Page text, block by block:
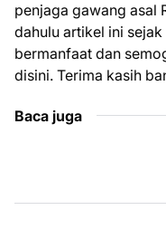
penjaga gawang asal
dahulu artikel ini
bermanfaat dan
disini. Terima kasih
Baca juga